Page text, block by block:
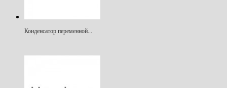
Конденсатор переменной...